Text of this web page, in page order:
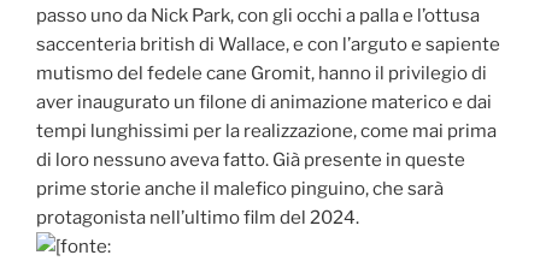
passo uno da Nick Park, con gli occhi a palla e l’ottusa
saccenteria british di Wallace, e con l’arguto e sapiente
mutismo del fedele cane Gromit, hanno il privilegio di
aver inaugurato un filone di animazione materico e dai
tempi lunghissimi per la realizzazione, come mai prima
di loro nessuno aveva fatto. Già presente in queste
prime storie anche il malefico pinguino, che sarà
protagonista nell’ultimo film del 2024.